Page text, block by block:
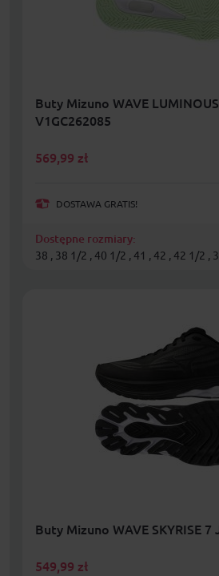
Buty Mizuno WAVE
V1GC262085
569,99 zł
DOSTAWA GRATIS!
Dostępne rozmiary:
38 , 38 1/2 , 40 1/2 , 41 , 42 , 42 1/2 ,
Buty Mizuno WAVE SKYRISE 7
549,99 zł